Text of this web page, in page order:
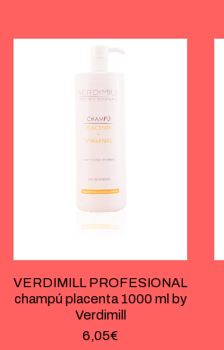
VERDIMILL PROFESIONAL
champú placenta 1000 ml by
Verdimill
6,05€